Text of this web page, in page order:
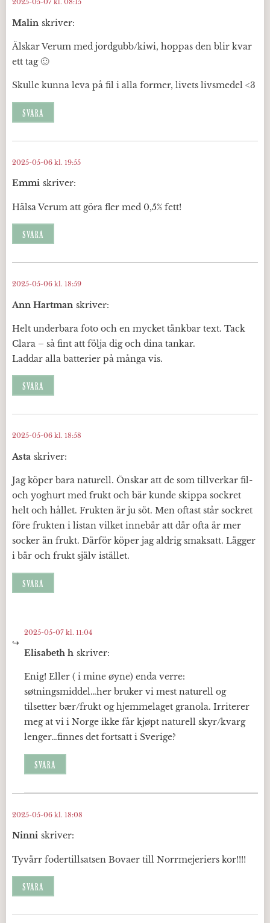
Malin skriver:
2025-05-07 kl. 08:15
Älskar Verum med jordgubb/kiwi, hoppas den blir kvar
ett tag 🙂
Skulle kunna leva på fil i alla former, livets livsmedel <3
SVARA
Emmi skriver:
2025-05-06 kl. 19:55
Hälsa Verum att göra fler med 0,5% fett!
SVARA
Ann Hartman skriver:
2025-05-06 kl. 18:59
Helt underbara foto och en mycket tänkbar text. Tack
Clara – så fint att följa dig och dina tankar.
Laddar alla batterier på många vis.
SVARA
Asta skriver:
2025-05-06 kl. 18:58
Jag köper bara naturell. Önskar att de som tillverkar fil-
och yoghurt med frukt och bär kunde skippa sockret
helt och hållet. Frukten är ju söt. Men oftast står sockret
före frukten i listan vilket innebär att där ofta är mer
socker än frukt. Därför köper jag aldrig smaksatt. Lägger
i bär och frukt själv istället.
SVARA
Elisabeth h skriver:
2025-05-07 kl. 11:04
Enig! Eller ( i mine øyne) enda verre:
søtningsmiddel…her bruker vi mest naturell og
tilsetter bær/frukt og hjemmelaget granola. Irriterer
meg at vi i Norge ikke får kjøpt naturell skyr/kvarg
lenger…finnes det fortsatt i Sverige?
SVARA
Ninni skriver:
2025-05-06 kl. 18:08
Tyvärr fodertillsatsen Bovaer till Norrmejeriers kor!!!!
SVARA